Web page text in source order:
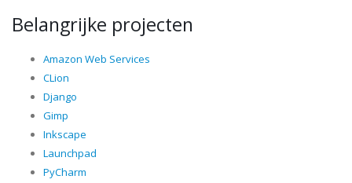
Belangrijke projecten
Amazon Web Services
CLion
Django
Gimp
Inkscape
Launchpad
PyCharm